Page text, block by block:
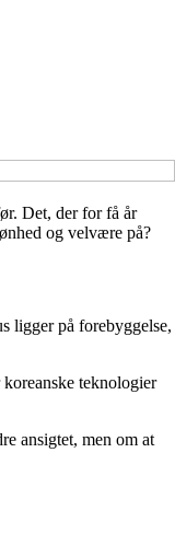
Det, der for få år
og velvære på?
ligger på forebyggelse,
teknologier
ansigtet, men om at